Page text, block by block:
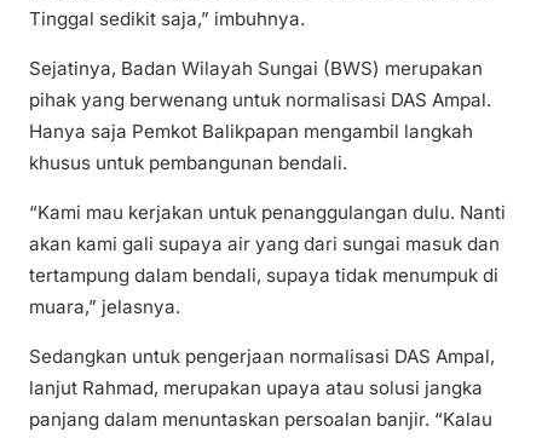
Tinggal sedikit saja,” imbuhnya.
Sejatinya, Badan Wilayah Sungai (BWS) merupakan
pihak yang berwenang untuk normalisasi DAS Ampal.
Hanya saja Pemkot Balikpapan mengambil langkah
khusus untuk pembangunan bendali.
“Kami mau kerjakan untuk penanggulangan dulu. Nanti
akan kami gali supaya air yang dari sungai masuk dan
tertampung dalam bendali, supaya tidak menumpuk di
muara,” jelasnya.
Sedangkan untuk pengerjaan normalisasi DAS Ampal,
lanjut Rahmad, merupakan upaya atau solusi jangka
panjang dalam menuntaskan persoalan banjir. “Kalau